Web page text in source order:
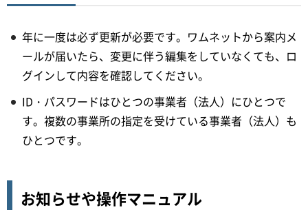
年に一度は必ず更新が必要です。ワムネットから案内メ
ールが届いたら、変更に伴う編集をしていなくても、ロ
グインして内容を確認してください。
ID・パスワードはひとつの事業者（法人）にひとつで
す。複数の事業所の指定を受けている事業者（法人）も
ひとつです。
お知らせや操作マニュアル